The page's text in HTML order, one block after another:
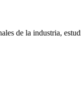
de la industria,